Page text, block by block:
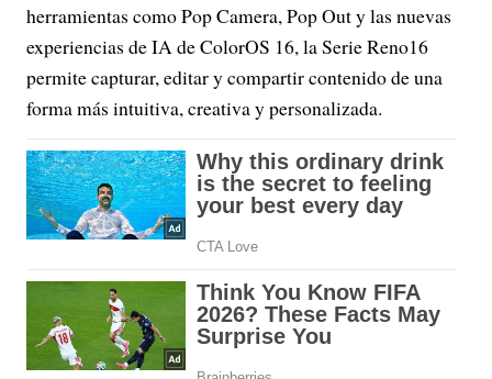
herramientas como Pop Camera, Pop Out y las nuevas
experiencias de IA de ColorOS 16, la Serie Reno16
permite capturar, editar y compartir contenido de una
forma más intuitiva, creativa y personalizada.